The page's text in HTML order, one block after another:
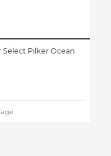
Select Pilker Ocean